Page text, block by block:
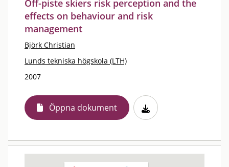
Off-piste skiers risk perception and the
effects on behaviour and risk
management
Björk Christian
Lunds tekniska högskola (LTH)
2007
Öppna dokument